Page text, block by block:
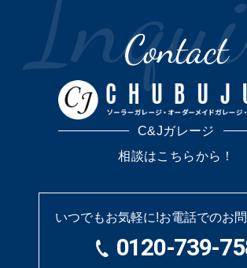
Contact
C&Jガレージ
相談はこちらから！
いつでもお気軽に!お電話でのお
0120-739-